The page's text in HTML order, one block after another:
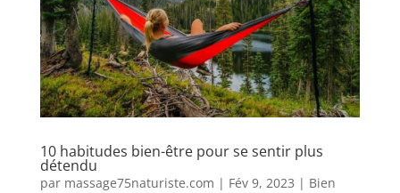
10 habitudes bien-être pour se sentir plus
détendu
par massage75naturiste.com | Fév 9, 2023 | Bien